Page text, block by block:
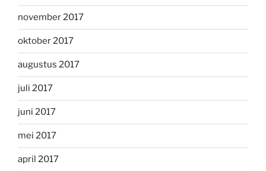
november 2017
oktober 2017
augustus 2017
juli 2017
juni 2017
mei 2017
april 2017